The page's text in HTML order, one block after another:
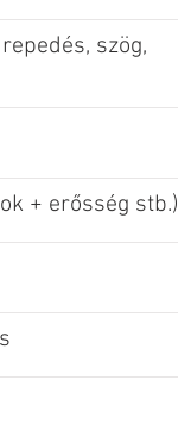
szög,
+ erősség stb.)